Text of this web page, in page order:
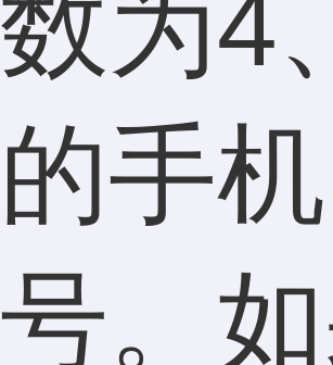
数为4
的手机
号。